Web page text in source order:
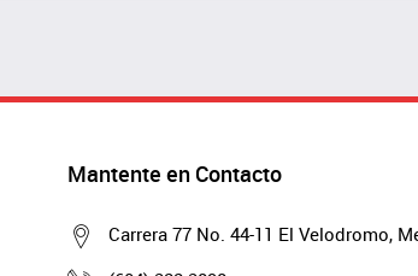
Mantente en Contacto
Carrera 77 No. 44-11 El Velodromo,